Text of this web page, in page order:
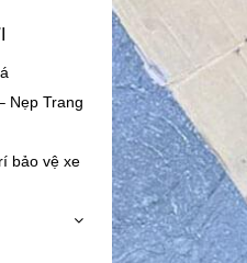
Nẹp Trang
bảo vệ xe